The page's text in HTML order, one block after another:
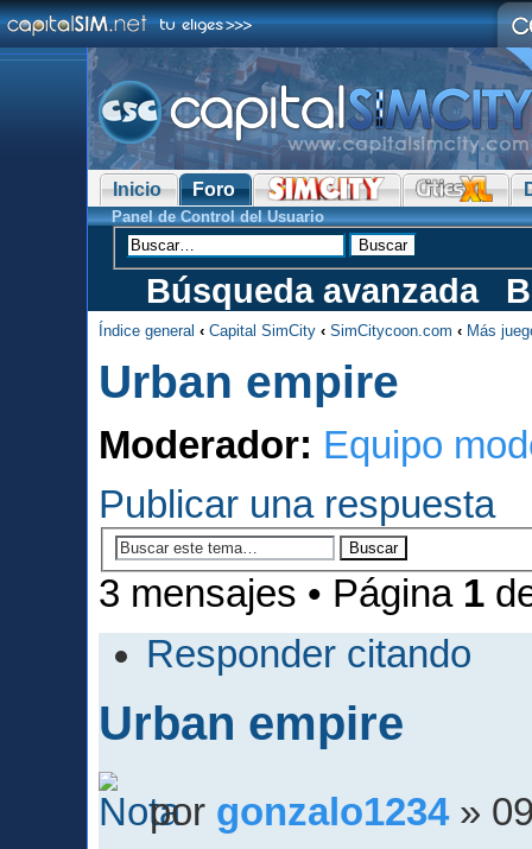
Inicio Foro
Panel de Control del Usuario
Búsqueda avanzada
Índice general ‹ Capital SimCity ‹ SimCitycoon.com ‹ Más
Urban empire
Moderador: Equipo
Publicar una respuesta
3 mensajes • Página 1
Responder citando
Urban empire
por gonzalo1234»